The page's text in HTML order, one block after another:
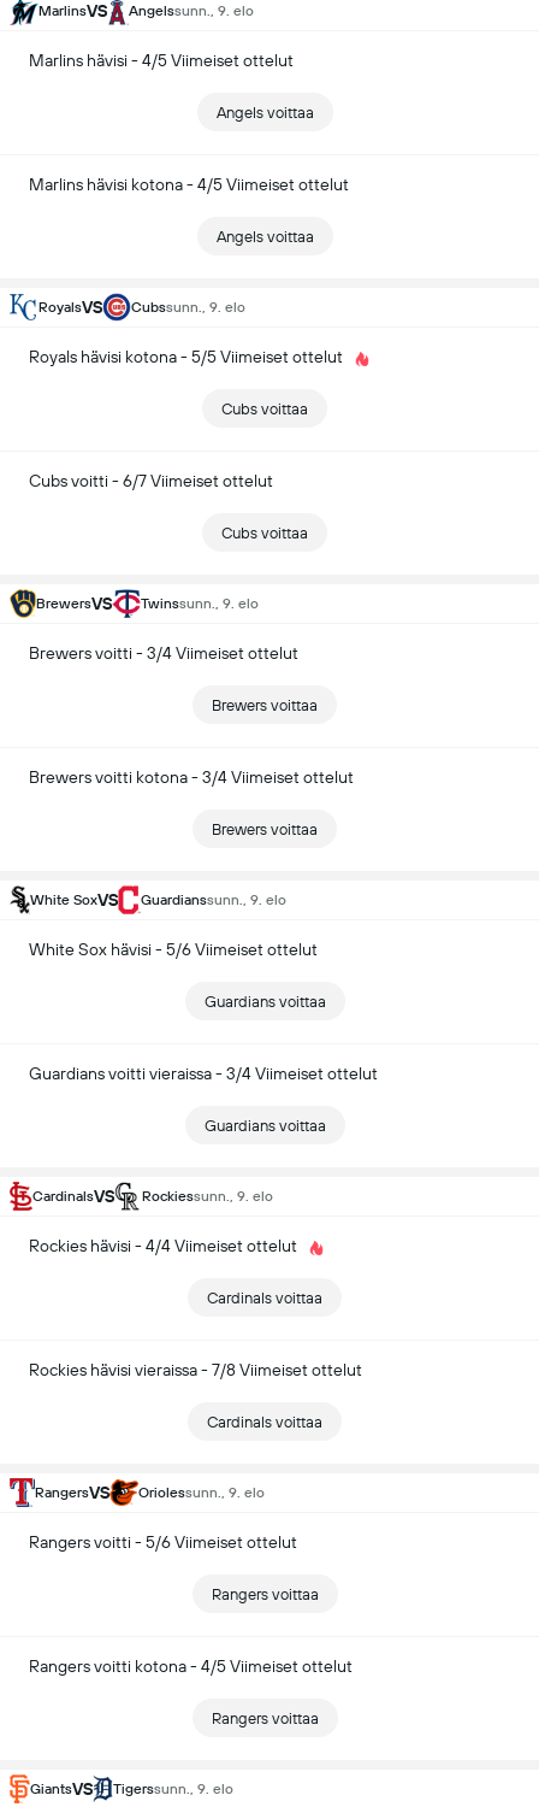
MarlinsVS Angelssunn., 9. elo
Marlins hävisi - 4/5 Viimeiset ottelut
Angels voittaa
Marlins hävisi kotona - 4/5 Viimeiset ottelut
Angels voittaa
RoyalsVS Cubssunn., 9. elo
Royals hävisi kotona - 5/5 Viimeiset ottelut
Cubs voittaa
Cubs voitti - 6/7 Viimeiset ottelut
Cubs voittaa
BrewersVS Twinssunn., 9. elo
Brewers voitti - 3/4 Viimeiset ottelut
Brewers voittaa
Brewers voitti kotona - 3/4 Viimeiset ottelut
Brewers voittaa
White SoxVS Guardianssunn., 9. elo
White Sox hävisi - 5/6 Viimeiset ottelut
Guardians voittaa
Guardians voitti vieraissa - 3/4 Viimeiset ottelut
Guardians voittaa
CardinalsVS Rockiessunn., 9. elo
Rockies hävisi - 4/4 Viimeiset ottelut
Cardinals voittaa
Rockies hävisi vieraissa - 7/8 Viimeiset ottelut
Cardinals voittaa
RangersVS Oriolessunn., 9. elo
Rangers voitti - 5/6 Viimeiset ottelut
Rangers voittaa
Rangers voitti kotona - 4/5 Viimeiset ottelut
Rangers voittaa
GiantsVS Tigerssunn., 9. elo